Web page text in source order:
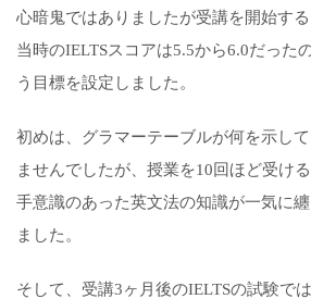
心暗鬼ではありましたが受講を開始する
当時のIELTSスコアは5.5から6.0だった
う目標を設定しました。
初めは、グラマーテーブルが何を示し
ませんでしたが、授業を10回ほど受け
手意識のあった英文法の知識が一気に
ました。
そして、受講3ヶ月後のIELTSの試験で